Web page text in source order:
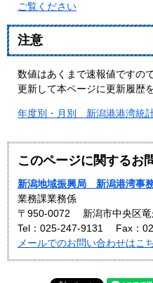
ご覧ください
注意
数値はあくまで速報値ですの
更新して本ページに更新履歴
年度別・月別 新潟港港湾統
このページに関するお
新潟地域振興局 新潟港湾事
業務課業務係
〒950-0072
新潟市中央区
Tel：025-247-9131
Fax：
メールでのお問い合わせはこ